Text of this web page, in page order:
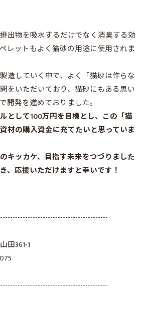
出物を吸水するだけでなく消臭する効
レットもよく猫砂の用途に使用されま
造していく中で、よく「猫砂は作らな
をいただいており、猫砂にもある思い
開発を進めておりました。
として100万円を目標とし、この「猫
材の購入資金に充てたいと思っていま
キッカケ、目指す未来をつづりました
、応援いただけますと幸いです！
田361-1